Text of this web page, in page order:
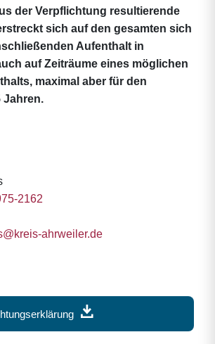
der Verpflichtung resultierende
sich auf den gesamten sich
Aufenthalt in
auf Zeiträume eines möglichen
maximal aber für den
Jahren.
2162
ahrweiler.de